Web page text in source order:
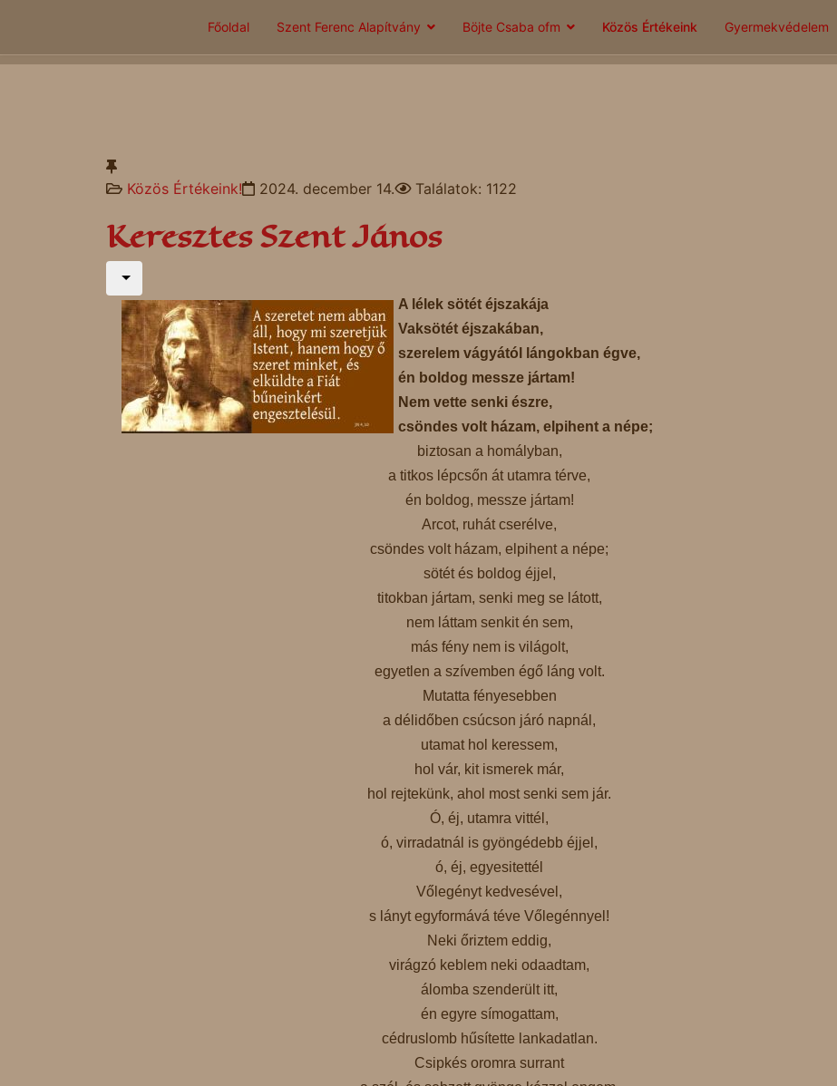
Főoldal Szent Ferenc Alapítvány Böjte Csaba ofm Közös Értékeink Gyermekvédelem
Közös Értékeink! 2024. december 14. Találatok: 1122
Keresztes Szent János
A lélek sötét éjszakája
Vaksötét éjszakában,
szerelem vágyától lángokban égve,
én boldog messze jártam!
Nem vette senki észre,
csöndes volt házam, elpihent a népe;
biztosan a homályban,
a titkos lépcsőn át utamra térve,
én boldog, messze jártam!
Arcot, ruhát cserélve,
csöndes volt házam, elpihent a népe;
sötét és boldog éjjel,
titokban jártam, senki meg se látott,
nem láttam senkit én sem,
más fény nem is világolt,
egyetlen a szívemben égő láng volt.
Mutatta fényesebben
a délidőben csúcson járó napnál,
utamat hol keressem,
hol vár, kit ismerek már,
hol rejtekünk, ahol most senki sem jár.
Ó, éj, utamra vittél,
ó, virradatnál is gyöngédebb éjjel,
ó, éj, egyesitettél
Vőlegényt kedvesével,
s lányt egyformává téve Vőlegénnyel!
Neki őriztem eddig,
virágzó keblem neki odaadtam,
álomba szenderült itt,
én egyre símogattam,
cédruslomb hűsítette lankadatlan.
Csipkés oromra surrant